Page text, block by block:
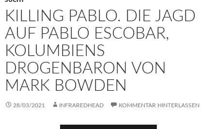
KILLING PABLO. DIE JAGD
AUF PABLO ESCOBAR,
KOLUMBIENS
DROGENBARON VON
MARK BOWDEN
28/03/2021 INFRAREDHEAD KOMMENTAR HINTERLASSEN